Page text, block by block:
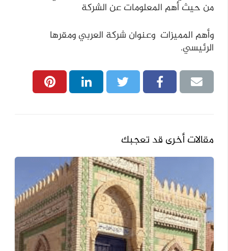
من حيث أهم المعلومات عن الشركة
وأهم المميزات وعنوان شركة العربي ومقرها
الرئيسي.
مقالات أخرى قد تعجبك